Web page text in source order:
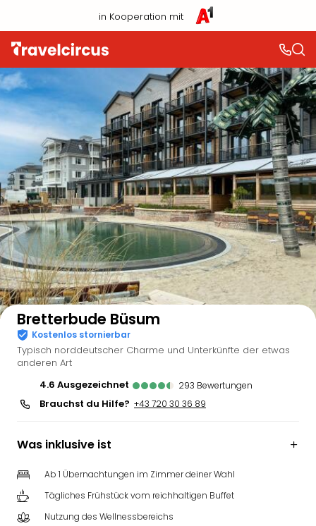
in Kooperation mit
Auf der Karte anzeigen
Bretterbude Büsum
Kostenlos stornierbar
Typisch norddeutscher Charme und Unterkünfte der etwas
anderen Art
4.6
ausgezeichnet 293 Bewertungen
Brauchst du Hilfe? +43 720 30 36 89
Was inklusive ist
Ab 1 Übernachtungen im Zimmer deiner Wahl
Tägliches Frühstück vom reichhaltigen Buffet
Nutzung des Wellnessbereichs